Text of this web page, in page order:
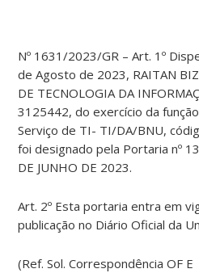
Nº 1631/2023/GR – Art. 1º
de Agosto de 2023, RAITAN
DE TECNOLOGIA DA
3125442, do exercício da
Serviço de TI- TI/DA/BNU,
foi designado pela Portaria nº
DE JUNHO DE 2023.
Art. 2º Esta portaria entra em
publicação no Diário Oficial da
(Ref. Sol. Correspondência OF E